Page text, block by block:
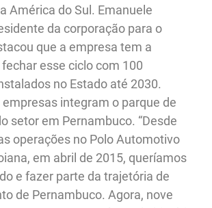
América do Sul. Emanuele
da corporação para o
que a empresa tem a
esse ciclo com 100
no Estado até 2030.
integram o parque de
setor em Pernambuco. “Desde
operações no Polo Automotivo
em abril de 2015, queríamos
e fazer parte da trajetória de
de Pernambuco. Agora, nove